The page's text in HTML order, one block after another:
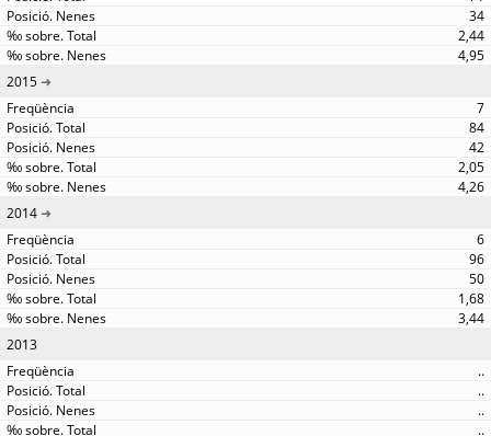
34
2,44
4,95
2015
7
84
42
2,05
4,26
2014
6
96
50
1,68
3,44
2013
..
..
..
..